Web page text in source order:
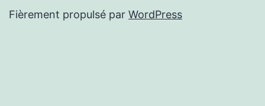
Fièrement propulsé par WordPress